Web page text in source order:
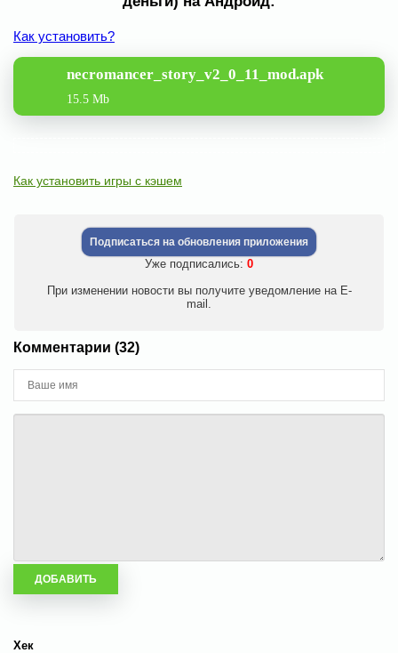
Как установить?
necromancer_story_v2_0_11_mod.apk
15.5 Mb
Как установить игры с кэшем
Подписаться на обновления приложения
Уже подписались: 0
При изменении новости вы получите уведомление на E-
mail.
Комментарии (32)
Хек